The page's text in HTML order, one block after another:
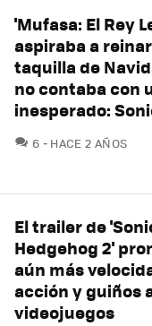
'Mufasa: El Rey
aspiraba a
taquilla de
no contaba con
inesperado:
6 COMENTARIOS
HACE 2 AÑOS
El trailer de
Hedgehog 2'
aún más
acción y guiños
videojuegos